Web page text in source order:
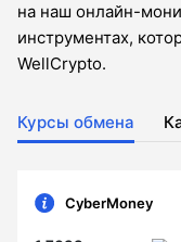
на наш онлайн-
инструментах,
WellCrypto.
Курсы обмена
CyberMoney